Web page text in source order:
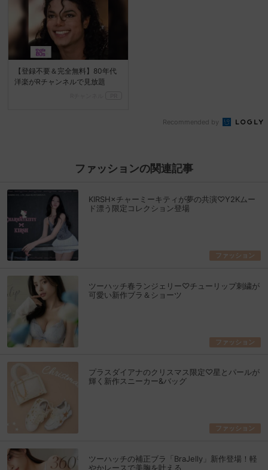
【登録不要＆完全無料】80年代
洋楽がRチャンネルで見放題
Recommended by
ファッションの関連記事
KIRSH×チャーミーキティが夢の共演♡Y2Kムー
ド漂う限定コレクション登場
ファッション
ツーハッチ春ランジェリー♡チューリップ刺繍が
可愛い新作ブラ＆ショーツ
ファッション
プラスダイアナのクリスマス限定♡星とパールが
輝く新作スニーカー&バッグ
ファッション
ツーハッチの補正ブラ「BraJelly」新作登場！軽
やかレースで美胸を叶える